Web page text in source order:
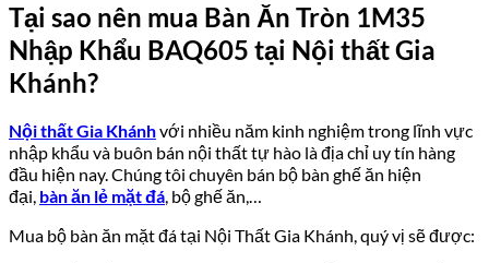
Tại sao nên mua Bàn Ăn Tròn 1M35
Nhập Khẩu BAQ605 tại Nội thất Gia
Khánh?
Nội thất Gia Khánhvới nhiều năm kinh nghiệm trong lĩnh vực
nhập khẩu và buôn bán nội thất tự hào là địa chỉ uy tín hàng
đầu hiện nay. Chúng tôi chuyên bán bộ bàn ghế ăn hiện
đại, bàn ăn lẻ mặt đá, bộ ghế ăn,…
Mua bộ bàn ăn mặt đá tại Nội Thất Gia Khánh, quý vị sẽ được: